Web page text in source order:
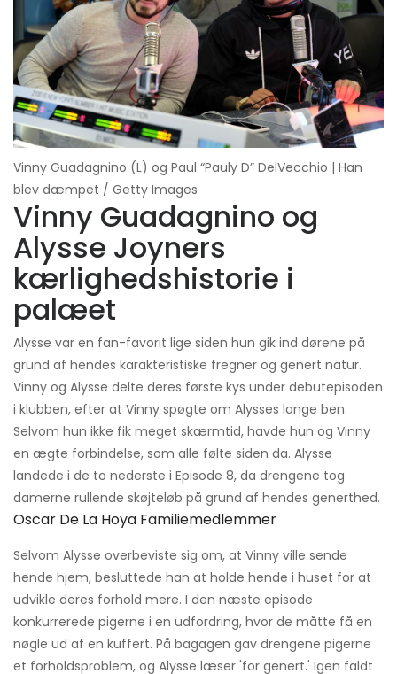
Vinny Guadagnino (L) og Paul “Pauly D” DelVecchio | Han
blev dæmpet / Getty Images
Vinny Guadagnino og
Alysse Joyners
kærlighedshistorie i
palæet
Alysse var en fan-favorit lige siden hun gik ind dørene på
grund af hendes karakteristiske fregner og genert natur.
Vinny og Alysse delte deres første kys under debutepisoden
i klubben, efter at Vinny spøgte om Alysses lange ben.
Selvom hun ikke fik meget skærmtid, havde hun og Vinny
en ægte forbindelse, som alle følte siden da. Alysse
landede i de to nederste i Episode 8, da drengene tog
damerne rullende skøjteløb på grund af hendes generthed.
Oscar De La Hoya Familiemedlemmer
Selvom Alysse overbeviste sig om, at Vinny ville sende
hende hjem, besluttede han at holde hende i huset for at
udvikle deres forhold mere. I den næste episode
konkurrerede pigerne i en udfordring, hvor de måtte få en
nøgle ud af en kuffert. På bagagen gav drengene pigerne
et forholdsproblem, og Alysse læser 'for genert.' Igen faldt